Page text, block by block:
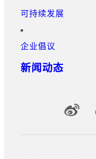
可持续发展
企业倡议
新闻动态
官方社交媒体账